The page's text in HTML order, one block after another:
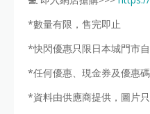
*數量有限，售完即止
*快閃優惠只限日本城門市
*任何優惠、現金券及優惠
*資料由供應商提供，圖片